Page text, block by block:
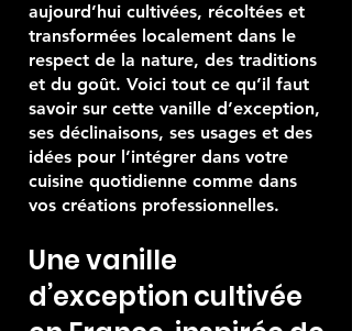
aujourd’hui cultivées, récoltées et
transformées localement dans le
respect de la nature, des traditions
et du goût. Voici tout ce qu’il faut
savoir sur cette vanille d’exception,
ses déclinaisons, ses usages et des
idées pour l’intégrer dans votre
cuisine quotidienne comme dans
vos créations professionnelles.
Une vanille
d’exception cultivée